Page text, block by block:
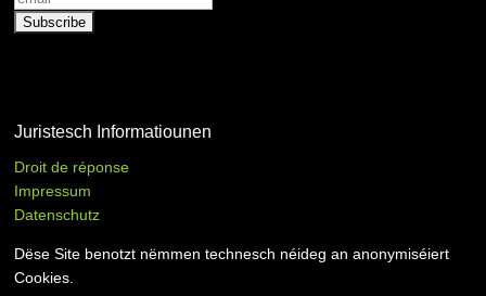
Juristesch Informatiounen
Droit de réponse
Impressum
Datenschutz
Dëse Site benotzt nëmmen technesch néideg an anonymiséiert
Cookies.